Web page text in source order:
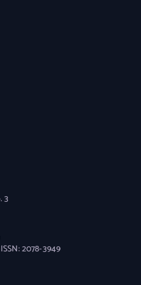
3
2078-3949